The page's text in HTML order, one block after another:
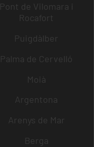
Pont de Vilomara i
Rocafort
Puigdàlber
Palma de Cervelló
Moià
Argentona
Arenys de Mar
Berga